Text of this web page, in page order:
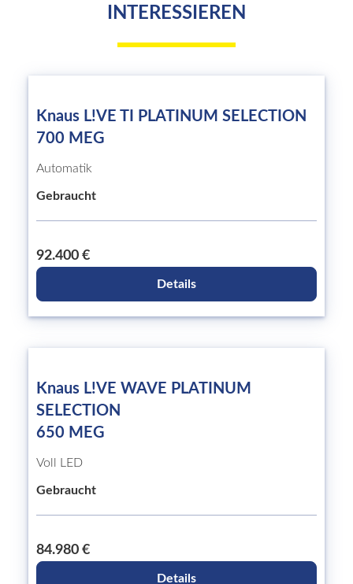
INTERESSIEREN
Knaus L!VE TI PLATINUM SELECTION
700 MEG
Automatik
Gebraucht
92.400 €
Details
Knaus L!VE WAVE PLATINUM
SELECTION
650 MEG
Voll LED
Gebraucht
84.980 €
Details